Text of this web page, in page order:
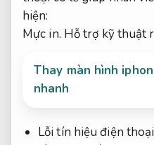
hiện:
Mực in. Hỗ trợ kỹ thuật
Thay màn hình
nhanh
Lỗi tín hiệu điện